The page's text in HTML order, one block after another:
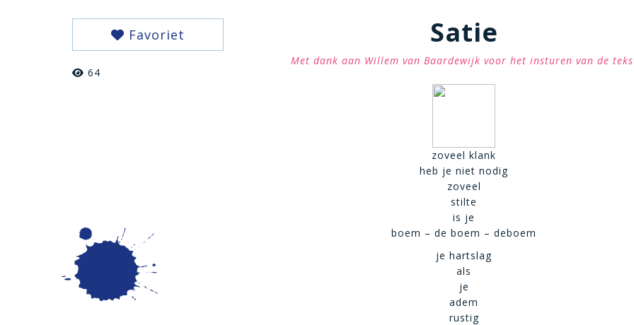
Favoriet
64
Satie
Met dank aan Willem van Baardewijk voor het insturen van de
zoveel klank
heb je niet nodig
zoveel
stilte
is je
boem – de boem – deboem
je hartslag
als
je
adem
rustig